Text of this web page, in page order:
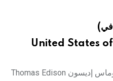
في)
United States
السينما ابتكر المخترع الأمريكي توماس إديسون Thomas Edison